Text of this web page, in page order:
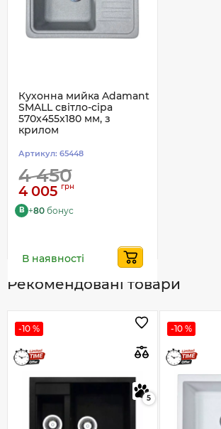
Кухонна мийка Adamant
SMALL світло-сіра
570x455x180 мм, з
крилом
Артикул: 65448
4 450
4 005 грн
B +80 бонус
В наявності
Рекомендовані товари
-10 %
5
-10 %